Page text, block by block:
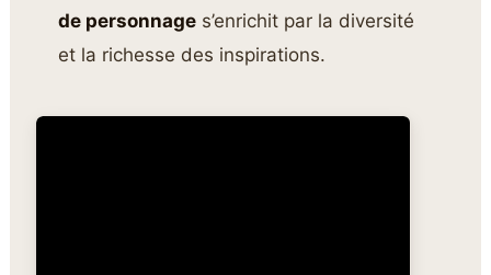
de personnage s’enrichit par la diversité
et la richesse des inspirations.